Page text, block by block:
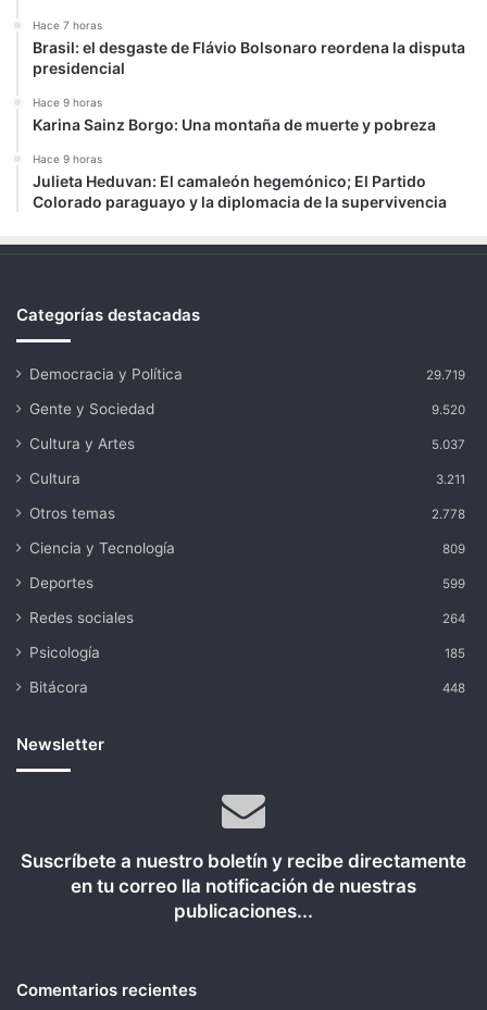
Hace 7 horas
Brasil: el desgaste de Flávio Bolsonaro reordena la disputa
presidencial
Hace 9 horas
Karina Sainz Borgo: Una montaña de muerte y pobreza
Hace 9 horas
Julieta Heduvan: El camaleón hegemónico; El Partido
Colorado paraguayo y la diplomacia de la supervivencia
Categorías destacadas
Democracia y Política 29.719
Gente y Sociedad 9.520
Cultura y Artes 5.037
Cultura 3.211
Otros temas 2.778
Ciencia y Tecnología 809
Deportes 599
Redes sociales 264
Psicología 185
Bitácora 448
Newsletter
Suscríbete a nuestro boletín y recibe directamente
en tu correo lla notificación de nuestras
publicaciones...
Comentarios recientes